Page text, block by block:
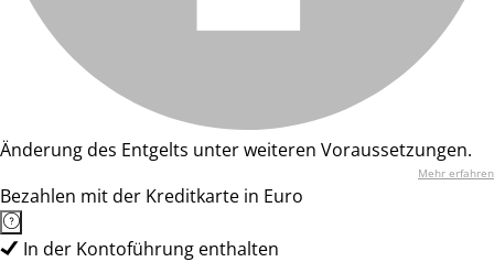
Änderung des Entgelts unter weiteren Voraussetzungen.
Mehr erfahren
Bezahlen mit der Kreditkarte in Euro
In der Kontoführung enthalten